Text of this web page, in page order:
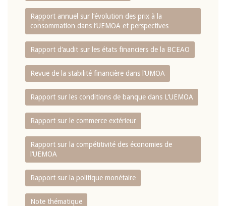
Rapport annuel sur l‘évolution des prix à la
consommation dans l‘UEMOA et perspectives
Rapport d‘audit sur les états financiers de la BCEAO
Revue de la stabilité financière dans l‘UMOA
Rapport sur les conditions de banque dans L‘UEMOA
Rapport sur le commerce extérieur
Rapport sur la compétitivité des économies de
l‘UEMOA
Rapport sur la politique monétaire
Note thématique